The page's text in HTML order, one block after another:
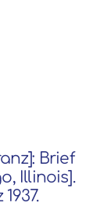
Brief
Illinois].